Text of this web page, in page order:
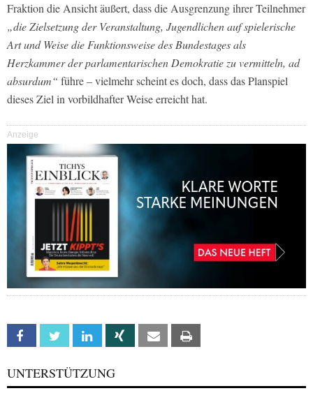
Fraktion die Ansicht äußert, dass die Ausgrenzung ihrer Teilnehmer
„die Zielsetzung der Veranstaltung, Jugendlichen auf spielerische
Art und Weise die Funktionsweise des Bundestages als
Herzkammer der parlamentarischen Demokratie zu vermitteln, ad
absurdum“ führe – vielmehr scheint es doch, dass das Planspiel
dieses Ziel in vorbildhafter Weise erreicht hat.
Anzeige
Facebook Twitter Linkedin Xing Email
UNTERSTÜTZUNG